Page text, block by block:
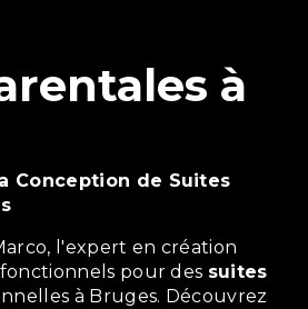
à
Conception de Suites
l'expert en création
pour des suites
à Bruges. Découvrez